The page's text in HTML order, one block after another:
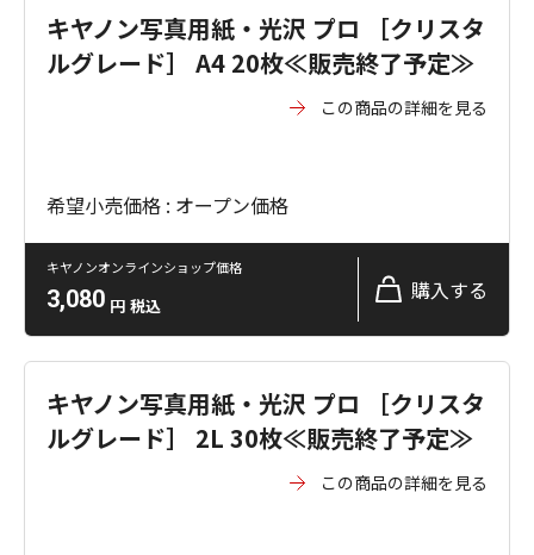
キヤノン写真用紙・光沢 プロ ［クリスタ
ルグレード］ A4 20枚≪販売終了予定≫
この商品の詳細を見る
希望小売価格 : オープン価格
キヤノンオンラインショップ価格
3,080 円 税込
購入する
キヤノン写真用紙・光沢 プロ ［クリスタ
ルグレード］ 2L 30枚≪販売終了予定≫
この商品の詳細を見る